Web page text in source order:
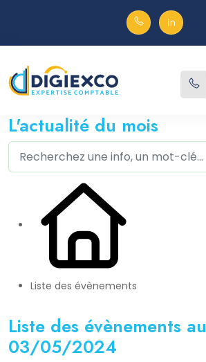
L'actualité du mois
Liste des évènements
Liste des évènements au
03/05/2024